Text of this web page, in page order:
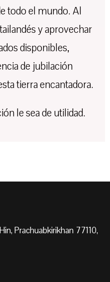
todo el mundo. Al
y aprovechar
disponibles,
de jubilación
tierra encantadora.
le sea de utilidad.
Prachuabkirikhan 77110,